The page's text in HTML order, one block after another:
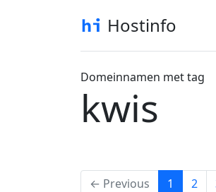
Hostinfo
Domeinnamen met tag
kwis
← Previous 1 2